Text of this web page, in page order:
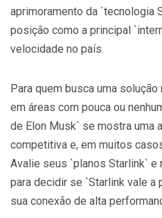
aprimoramento da `tecnologia
posição como a principal
velocidade no país.
Para quem busca uma
em áreas com pouca ou
de Elon Musk` se mostra uma
competitiva e, em muitos
Avalie seus `planos Starlink`
para decidir se `Starlink vale a
sua conexão de alta